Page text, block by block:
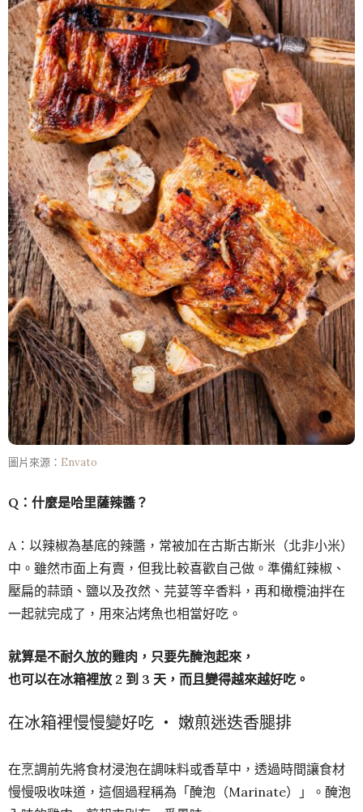
圖片來源： Envato
Q：什麼是哈里薩辣醬？
A：以辣椒為基底的辣醬，常被加在古斯古斯米（北非小米）
中。雖然市面上有賣，但我比較喜歡自己做。準備紅辣椒、
壓扁的蒜頭、鹽以及孜然、芫荽等辛香料，再和橄欖油拌在
一起就完成了，用來沾烤魚也相當好吃。
就算是不耐久放的雞肉，只要先醃泡起來，
也可以在冰箱裡放 2 到 3 天，而且變得越來越好吃。
在冰箱裡慢慢變好吃 ‧ 嫩煎迷迭香腿排
在烹調前先將食材浸泡在調味料或香草中，透過時間讓食材
慢慢吸收味道，這個過程稱為「醃泡（Marinate）」。醃泡